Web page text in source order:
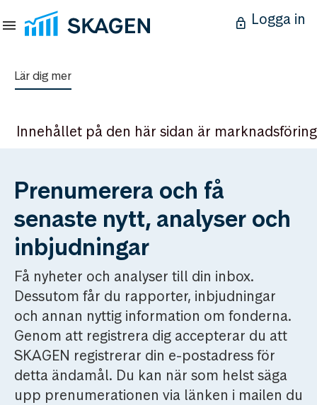
Logga in
Lär dig mer
Innehållet på den här sidan är marknadsföring
Prenumerera och få
senaste nytt, analyser och
inbjudningar
Få nyheter och analyser till din inbox.
Dessutom får du rapporter, inbjudningar
och annan nyttig information om fonderna.
Genom att registrera dig accepterar du att
SKAGEN registrerar din e-postadress för
detta ändamål. Du kan när som helst säga
upp prenumerationen via länken i mailen du